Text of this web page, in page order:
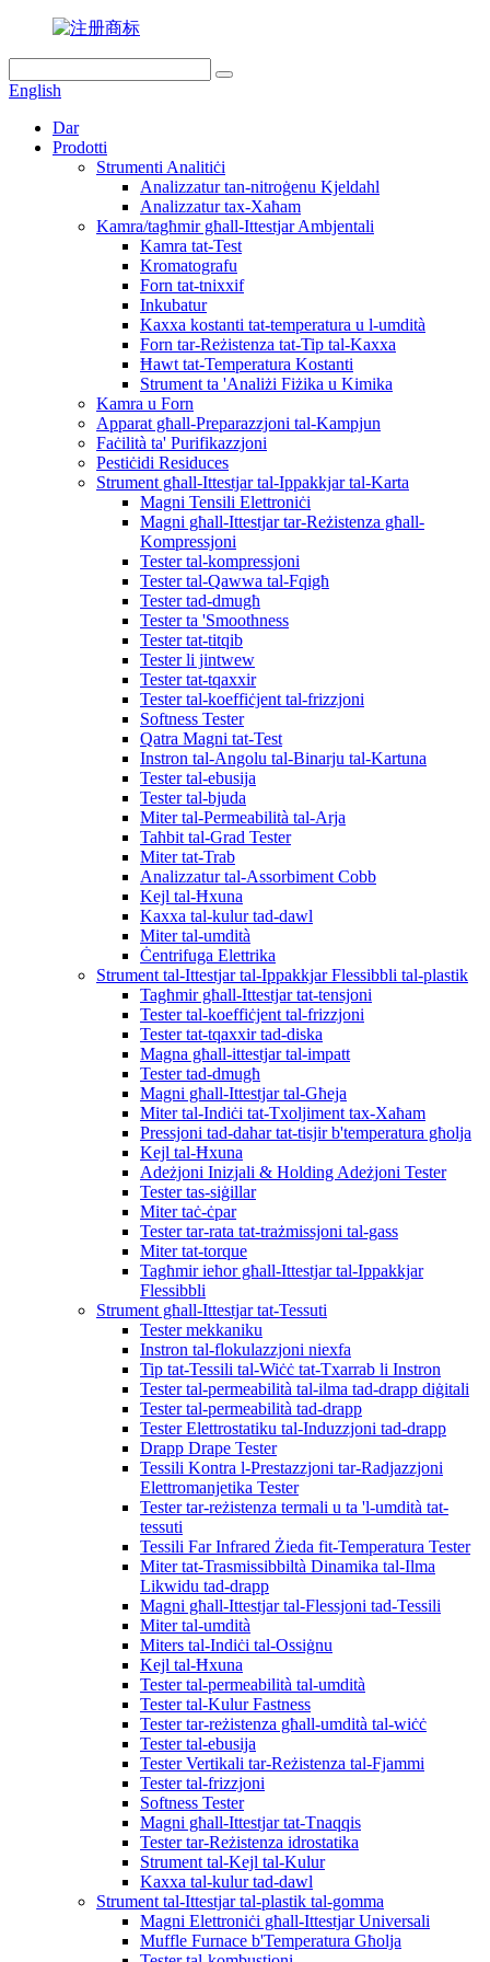
English
Dar
Prodotti
Strumenti Analitiċi
Analizzatur tan-nitroġenu Kjeldahl
Analizzatur tax-Xaħam
Kamra/tagħmir għall-Ittestjar Ambjentali
Kamra tat-Test
Kromatografu
Forn tat-tnixxif
Inkubatur
Kaxxa kostanti tat-temperatura u l-umdità
Forn tar-Reżistenza tat-Tip tal-Kaxxa
Ħawt tat-Temperatura Kostanti
Strument ta 'Analiżi Fiżika u Kimika
Kamra u Forn
Apparat għall-Preparazzjoni tal-Kampjun
Faċilità ta' Purifikazzjoni
Pestiċidi Residuces
Strument għall-Ittestjar tal-Ippakkjar tal-Karta
Magni Tensili Elettroniċi
Magni għall-Ittestjar tar-Reżistenza għall-
Kompressjoni
Tester tal-kompressjoni
Tester tal-Qawwa tal-Fqigħ
Tester tad-dmugħ
Tester ta 'Smoothness
Tester tat-titqib
Tester li jintwew
Tester tat-tqaxxir
Tester tal-koeffiċjent tal-frizzjoni
Softness Tester
Qatra Magni tat-Test
Instron tal-Angolu tal-Binarju tal-Kartuna
Tester tal-ebusija
Tester tal-bjuda
Miter tal-Permeabilità tal-Arja
Taħbit tal-Grad Tester
Miter tat-Trab
Analizzatur tal-Assorbiment Cobb
Kejl tal-Ħxuna
Kaxxa tal-kulur tad-dawl
Miter tal-umdità
Ċentrifuga Elettrika
Strument tal-Ittestjar tal-Ippakkjar Flessibbli tal-plastik
Tagħmir għall-Ittestjar tat-tensjoni
Tester tal-koeffiċjent tal-frizzjoni
Tester tat-tqaxxir tad-diska
Magna għall-ittestjar tal-impatt
Tester tad-dmugħ
Magni għall-Ittestjar tal-Għeja
Miter tal-Indiċi tat-Txoljiment tax-Xaħam
Pressjoni tad-dahar tat-tisjir b'temperatura għolja
Kejl tal-Ħxuna
Adeżjoni Inizjali & Holding Adeżjoni Tester
Tester tas-siġillar
Miter taċ-ċpar
Tester tar-rata tat-trażmissjoni tal-gass
Miter tat-torque
Tagħmir ieħor għall-Ittestjar tal-Ippakkjar
Flessibbli
Strument għall-Ittestjar tat-Tessuti
Tester mekkaniku
Instron tal-flokulazzjoni niexfa
Tip tat-Tessili tal-Wiċċ tat-Txarrab li Instron
Tester tal-permeabilità tal-ilma tad-drapp diġitali
Tester tal-permeabilità tad-drapp
Tester Elettrostatiku tal-Induzzjoni tad-drapp
Drapp Drape Tester
Tessili Kontra l-Prestazzjoni tar-Radjazzjoni
Elettromanjetika Tester
Tester tar-reżistenza termali u ta 'l-umdità tat-
tessuti
Tessili Far Infrared Żieda fit-Temperatura Tester
Miter tat-Trasmissibbiltà Dinamika tal-Ilma
Likwidu tad-drapp
Magni għall-Ittestjar tal-Flessjoni tad-Tessili
Miter tal-umdità
Miters tal-Indiċi tal-Ossiġnu
Kejl tal-Ħxuna
Tester tal-permeabilità tal-umdità
Tester tal-Kulur Fastness
Tester tar-reżistenza għall-umdità tal-wiċċ
Tester tal-ebusija
Tester Vertikali tar-Reżistenza tal-Fjammi
Tester tal-frizzjoni
Softness Tester
Magni għall-Ittestjar tat-Tnaqqis
Tester tar-Reżistenza idrostatika
Strument tal-Kejl tal-Kulur
Kaxxa tal-kulur tad-dawl
Strument tal-Ittestjar tal-plastik tal-gomma
Magni Elettroniċi għall-Ittestjar Universali
Muffle Furnace b'Temperatura Għolja